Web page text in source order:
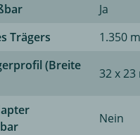
Ja
Trägers
1.350
(Breite
32 x 23
Nein